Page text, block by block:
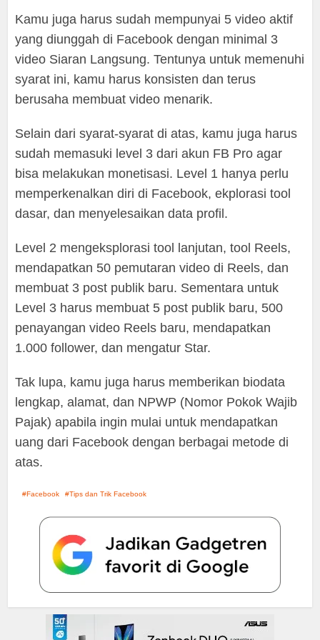
Kamu juga harus sudah mempunyai 5 video aktif
yang diunggah di Facebook dengan minimal 3
video Siaran Langsung. Tentunya untuk memenuhi
syarat ini, kamu harus konsisten dan terus
berusaha membuat video menarik.
Selain dari syarat-syarat di atas, kamu juga harus
sudah memasuki level 3 dari akun FB Pro agar
bisa melakukan monetisasi. Level 1 hanya perlu
memperkenalkan diri di Facebook, ekplorasi tool
dasar, dan menyelesaikan data profil.
Level 2 mengeksplorasi tool lanjutan, tool Reels,
mendapatkan 50 pemutaran video di Reels, dan
membuat 3 post publik baru. Sementara untuk
Level 3 harus membuat 5 post publik baru, 500
penayangan video Reels baru, mendapatkan
1.000 follower, dan mengatur Star.
Tak lupa, kamu juga harus memberikan biodata
lengkap, alamat, dan NPWP (Nomor Pokok Wajib
Pajak) apabila ingin mulai untuk mendapatkan
uang dari Facebook dengan berbagai metode di
atas.
Facebook Tips dan Trik Facebook